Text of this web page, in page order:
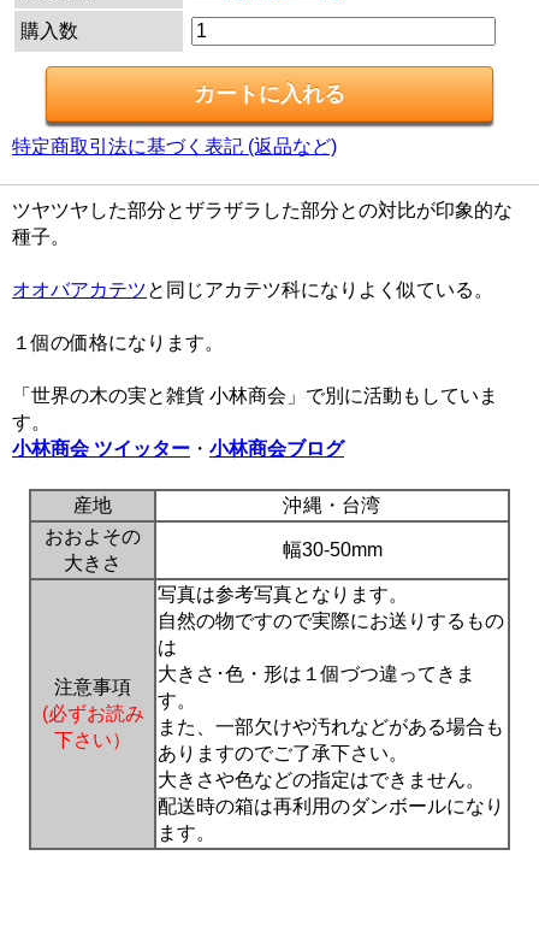
購入数
特定商取引法に基づく表記 (返品など)
ツヤツヤした部分とザラザラした部分との対比が印象的な
種子。
オオバアカテツと同じアカテツ科になりよく似ている。
１個の価格になります。
「世界の木の実と雑貨 小林商会」で別に活動もしていま
す。
小林商会 ツイッター ・ 小林商会ブログ
産地
沖縄・台湾
おおよその
大きさ
幅30-50mm
注意事項
(必ずお読み
下さい）
写真は参考写真となります。
自然の物ですので実際にお送りするもの
は
大きさ･色・形は１個づつ違ってきま
す。
また、一部欠けや汚れなどがある場合も
ありますのでご了承下さい。
大きさや色などの指定はできません。
配送時の箱は再利用のダンボールになり
ます。